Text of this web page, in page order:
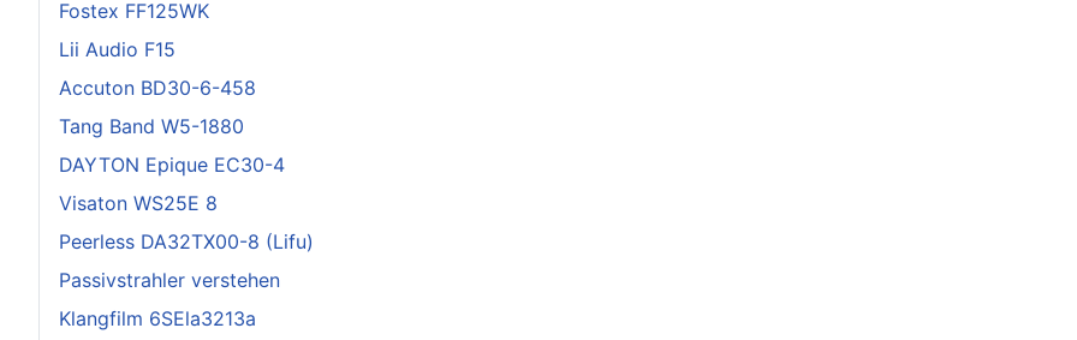
Fostex FF125WK
Lii Audio F15
Accuton BD30-6-458
Tang Band W5-1880
DAYTON Epique EC30-4
Visaton WS25E 8
Peerless DA32TX00-8 (Lifu)
Passivstrahler verstehen
Klangfilm 6SEla3213a